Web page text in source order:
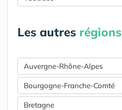
Les autres régions
Auvergne-Rhône-Alpes
Bourgogne-Franche-Comté
Bretagne